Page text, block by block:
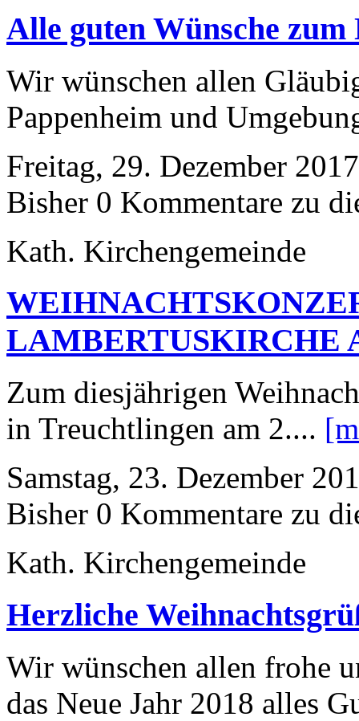
Alle guten Wünsche
Wir wünschen allen
Pappenheim und
Freitag, 29. Dezember
Bisher 0 Kommentare zu
Kath. Kirchengemeinde
LAMBERTUSKIRCHE
Zum diesjährigen
in Treuchtlingen am 2....
Samstag, 23. Dezember
Bisher 0 Kommentare zu
Kath. Kirchengemeinde
Herzliche
Wir wünschen allen frohe
das Neue Jahr 2018 alles